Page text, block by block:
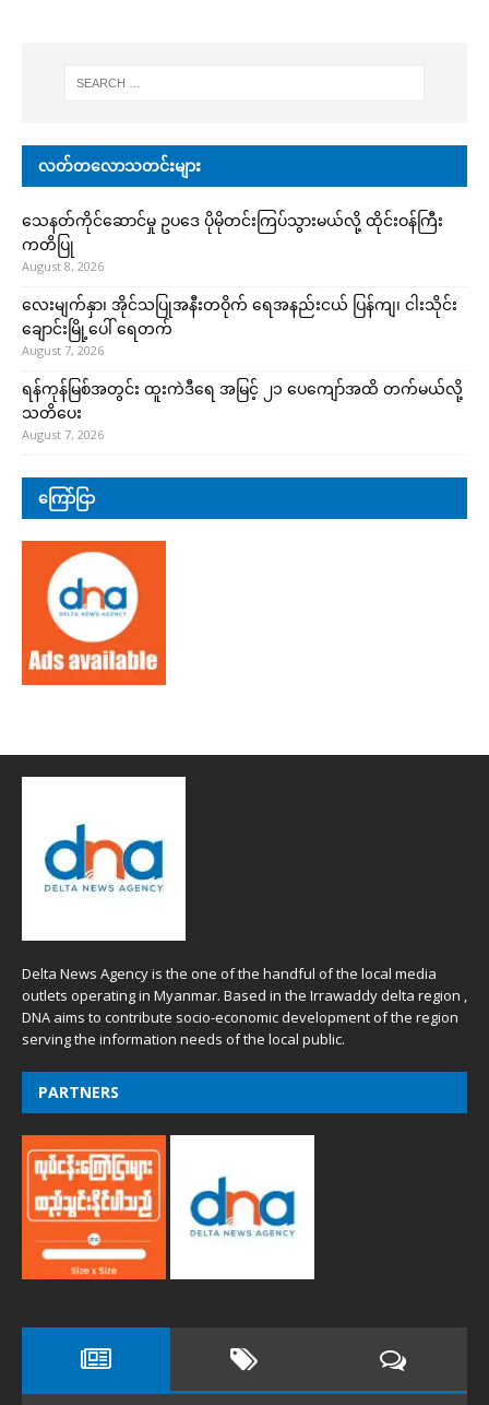
လတ်တလောသတင်းများ
သေနတ်ကိုင်ဆောင်မှု ဥပဒေ ပိုမိုတင်းကြပ်သွားမယ်လို့ ထိုင်းဝန်ကြီး
ကတိပြု
August 8, 2026
လေးမျက်နှာ၊ အိုင်သပြုအနီးတဝိုက် ရေအနည်းငယ် ပြန်ကျ၊ ငါးသိုင်း
ချောင်းမြို့ပေါ် ရေတက်
August 7, 2026
ရန်ကုန်မြစ်အတွင်း ထူးကဲဒီရေ အ​မြင့် ၂၁ ပေကျော်အထိ တက်မယ်လို့
သတိပေး
August 7, 2026
ကြော်ငြာ
Delta News Agency is the one of the handful of the local media
outlets operating in Myanmar. Based in the Irrawaddy delta region ,
DNA aims to contribute socio-economic development of the region
serving the information needs of the local public.
PARTNERS